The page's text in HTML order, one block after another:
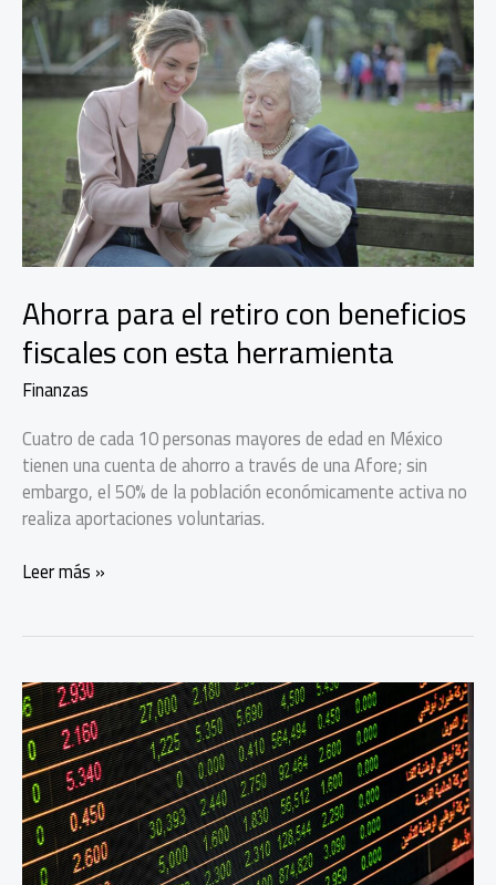
Ahorra para el retiro con beneficios
fiscales con esta herramienta
Finanzas
Cuatro de cada 10 personas mayores de edad en México
tienen una cuenta de ahorro a través de una Afore; sin
embargo, el 50% de la población económicamente activa no
realiza aportaciones voluntarias.
Ahorra
con
beneficios
fiscales
con
esta
herramienta
Leer más »